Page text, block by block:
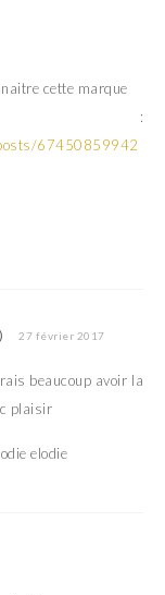
cette marque
:
67450859942
27 février 2017
beaucoup avoir la
plaisir
elodie